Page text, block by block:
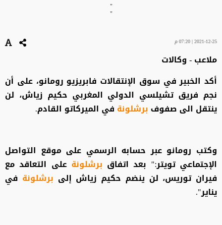
"
"
2021-12-25 | 07:20 م
ملاعب - وكالات
أكد الخبير في سوق الإنتقالات فابريزيو رومانو، على أن
نجم فريق تشيلسي الدولي المغربي حكيم زياش، لن
ينتقل الى صفوف برشلونة في الميركاتو القادم.
وكتب رومانو عبر حسابه الرسمي على موقع التواصل
الإجتماعي تويتر:" بعد اتفاق برشلونةعلى التعاقد مع
فيران توريس، لن ينضم حكيم زياش إلى برشلونة في
يناير".